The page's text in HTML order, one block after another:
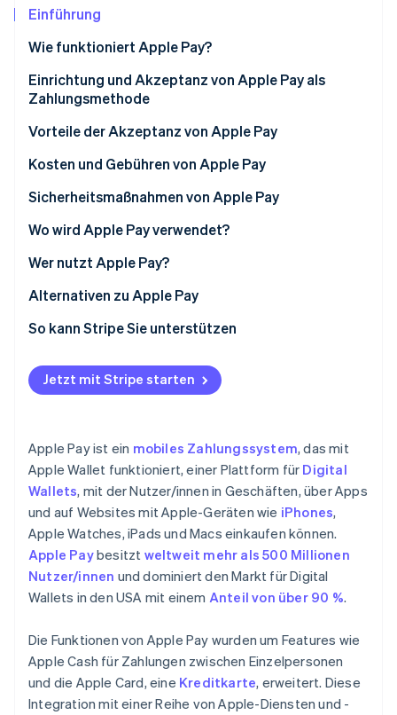
Start-up-Gründung
Climate
CO₂-Entnahme
Online-Identitätsprüfung
Stripe-Sessions 2026
Erfahren Sie, wie Stripe Lösungen für die
Jetzt ansehen
Partner
Einführung
Wie funktioniert Apple Pay?
Einrichtung und Akzeptanz von Apple Pay als
Zahlungsmethode
Vorteile der Akzeptanz von Apple Pay
Kosten und Gebühren von Apple Pay
Sicherheitsmaßnahmen von Apple Pay
Wo wird Apple Pay verwendet?
Wer nutzt Apple Pay?
Einzelne Nutzer/innen
Geschäftskundinnen und -kunden
Alternativen zu Apple Pay
So kann Stripe Sie unterstützen
Jetzt mit Stripe starten
Apple Pay ist ein mobiles Zahlungssystem, das mit
Apple Wallet funktioniert, einer Plattform für Digital
Wallets, mit der Nutzer/innen in Geschäften, über Apps
und auf Websites mit Apple-Geräten wie iPhones,
Apple Watches, iPads und Macs einkaufen können.
Apple Paybesitzt weltweit mehr als 500 Millionen
Nutzer/innen und dominiert den Markt für Digital
Wallets in den USA mit einem Anteil von über 90 %.
Die Funktionen von Apple Pay wurden um Features wie
Apple Cash für Zahlungen zwischen Einzelpersonen
und die Apple Card, eine Kreditkarte, erweitert. Diese
Integration mit einer Reihe von Apple-Diensten und -